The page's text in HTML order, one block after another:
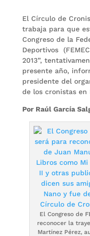
El Círculo de
trabaja para que
Congreso de la
Deportivos
2013”,
presente año,
presidente del
de los cronistas en
Por Raúl García
El Congreso de
reconocer la
Martínez Pérez,